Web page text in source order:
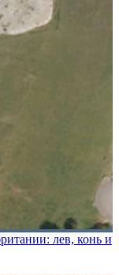
лев, конь и